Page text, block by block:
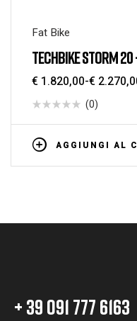
Fat Bike
TECHBIKE STORM
€ 1.820,00-€
(0)
AGGIUNGI AL
+ 39 091 777 6163